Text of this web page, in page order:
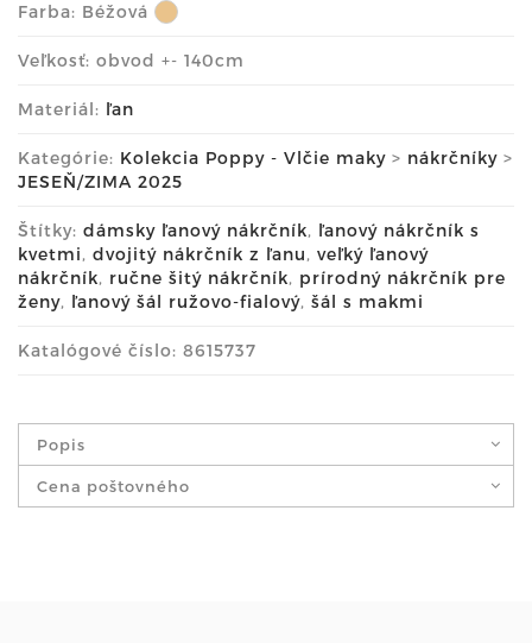
Farba: Béžová
Veľkosť: obvod +- 140cm
Materiál: ľan
Kategórie: Kolekcia Poppy - Vlčie maky > nákrčníky >
JESEŇ/ZIMA 2025
Štítky: dámsky ľanový nákrčník, ľanový nákrčník s
kvetmi, dvojitý nákrčník z ľanu, veľký ľanový
nákrčník, ručne šitý nákrčník, prírodný nákrčník pre
ženy, ľanový šál ružovo-fialový, šál s makmi
Katalógové číslo: 8615737
Popis
Cena poštovného